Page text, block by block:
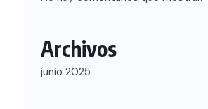
Archivos
junio 2025